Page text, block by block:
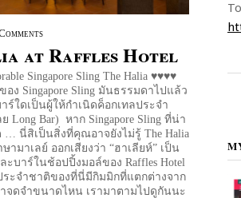
at Raffles Hotel
Singapore Sling The Halia ♥♥♥♥
อง Singapore Sling มันธรรมดาไปแล้ว
ร์ใดเป็นผู้ให้กำเนิดค็อกเทลประจำ
Long Bar) หาก Singapore Sling ที่น่า
… นี่สิเป็นสิ่งที่คุณอาจยังไม่รู้ The Halia
ามาเลย์ ออกเสียงว่า “ฮาเลียห์” เป็น
ะบาร์ในช้อปปิ้งมอล์ของ Raffles Hotel
ะจำชาติของที่นี่มีกิมมิกที่แตกต่างจาก
จดจำขนาดไหน เรามาตามไปดูกันนะ